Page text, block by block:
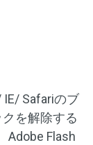
Safariのブ
を解除する
Adobe Flash